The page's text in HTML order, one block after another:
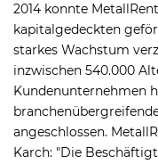
2014 konnte
kapitalgedeckten
starkes Wachstum
inzwischen 540.000
Kundenunternehmen
angeschlossen.
Karch: "Die